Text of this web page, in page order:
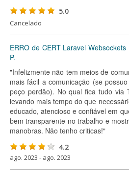
5.0
Cancelado
ERRO de CERT Laravel
P.
"Infelizmente não tem meios de
mais fácil a comunicação (se
peço perdão). No qual fica tudo via
levando mais tempo do que
educado, atencioso e confiável em
bem transparente no trabalho e
manobras. Não tenho criticas!"
4.2
ago. 2023 - ago. 2023